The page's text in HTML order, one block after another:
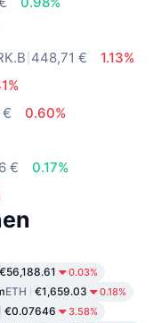
448,71 €
1.13%
€
0.60%
€
0.17%
€56,188.61 0.03%
ETH €1,659.03 0.18%
€0.07646 3.58%